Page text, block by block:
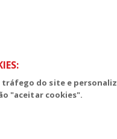
| 25.831.443 -
do site e
"aceitar cookies".